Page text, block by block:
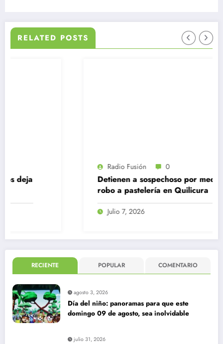
RELATED POSTS
0
Detienen a sospechoso por mediático
robo a pastelería en Quilicura
RECIENTE POPULAR COMENTARIO
agosto 3, 2026
Día del niño: panoramas para que este
domingo 09 de agosto, sea inolvidable
julio 31, 2026